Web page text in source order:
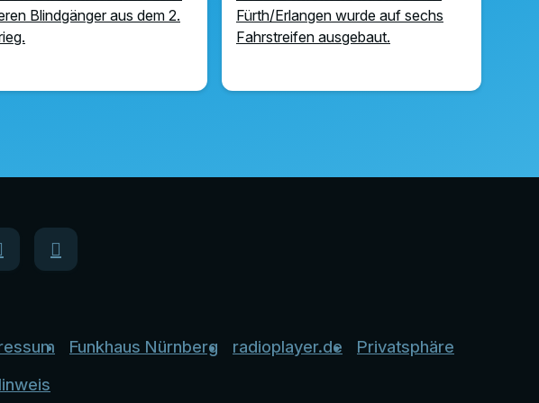
Blindgänger aus dem 2.
Fürth/Erlangen wurde auf sechs
Fahrstreifen ausgebaut.
Funkhaus Nürnberg radioplayer.de
Privatsphäre